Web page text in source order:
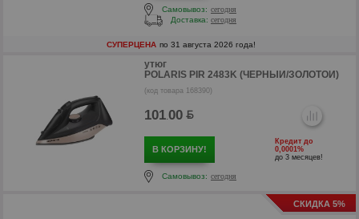
Самовывоз: сегодня
Доставка: сегодня
СУПЕРЦЕНА по 31 августа 2026 года!
утюг
POLARIS PIR 2483K (ЧЕРНЫЙ/ЗОЛОТОЙ)
(код товара 168390)
101.00
В КОРЗИНУ!
Кредит до
0,0001%
до 3 месяцев!
Самовывоз: сегодня
СКИДКА 5%